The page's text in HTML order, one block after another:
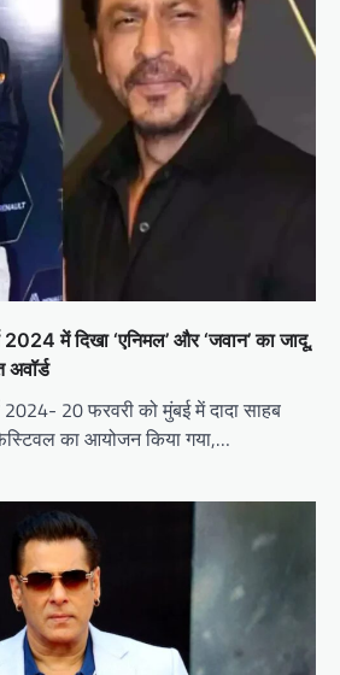
2024 में दिखा ‘एनिमल’ और ‘जवान’ का जादू,
2024- 20 फरवरी को मुंबई में दादा साहब
का आयोजन किया गया,…